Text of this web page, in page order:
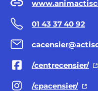
01 43 37 40 92
/centrecensier/
/cpacensier/